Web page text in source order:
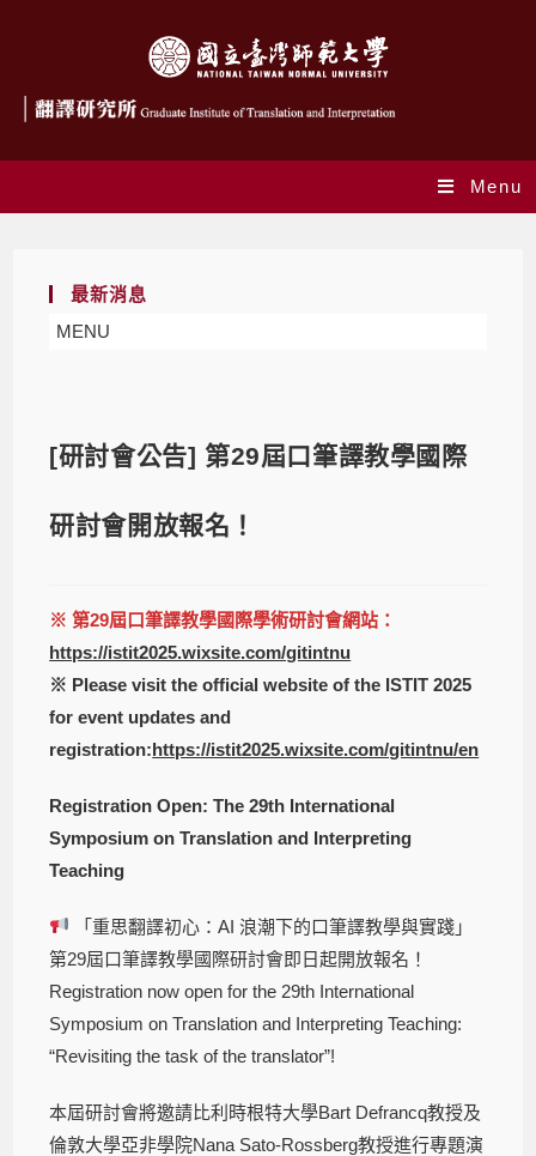
Menu
最新消息
MENU
[研討會公告] 第29屆口筆譯教學國際
研討會開放報名！
※ 第29屆口筆譯教學國際學術研討會網站：
https://istit2025.wixsite.com/gitintnu
※ Please visit the official website of the ISTIT 2025
for event updates and
registration:https://istit2025.wixsite.com/gitintnu/en
Registration Open: The 29th International
Symposium on Translation and Interpreting
Teaching
「重思翻譯初心：AI 浪潮下的口筆譯教學與實踐」
第29屆口筆譯教學國際研討會即日起開放報名！
Registration now open for the 29th International
Symposium on Translation and Interpreting Teaching:
“Revisiting the task of the translator”!
本屆研討會將邀請比利時根特大學Bart Defrancq教授及
倫敦大學亞非學院Nana Sato-Rossberg教授進行專題演